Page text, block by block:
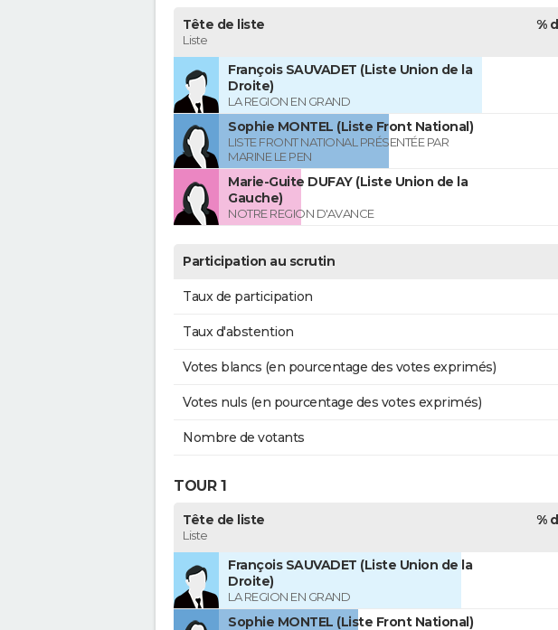
Tête de liste
Liste
%
François SAUVADET (Liste Union de la
Droite)
LA REGION EN GRAND
Sophie MONTEL (Liste Front National)
LISTE FRONT NATIONAL PRÉSENTÉE PAR
MARINE LE PEN
Marie-Guite DUFAY (Liste Union de la
Gauche)
NOTRE REGION D'AVANCE
Participation au scrutin
Taux de participation
Taux d'abstention
Votes blancs (en pourcentage des votes exprimés)
Votes nuls (en pourcentage des votes exprimés)
Nombre de votants
TOUR 1
Tête de liste
Liste
%
François SAUVADET (Liste Union de la
Droite)
LA REGION EN GRAND
Sophie MONTEL (Liste Front National)